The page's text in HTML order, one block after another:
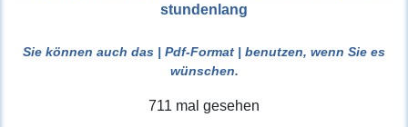
stundenlang
Sie können auch das | Pdf-Format | benutzen, wenn Sie es
wünschen.
711 mal gesehen